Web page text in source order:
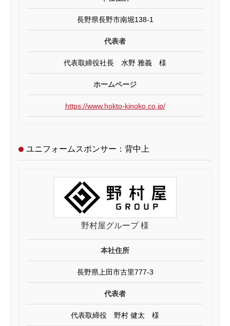
長野県長野市南堀138-1
代表者
代表取締役社長 水野 雅義 様
ホームページ
https://www.hokto-kinoko.co.jp/
ユニフォームスポンサー：背中上
野村屋グループ 様
本社住所
長野県上田市古里777-3
代表者
代表取締役 野村 健太 様